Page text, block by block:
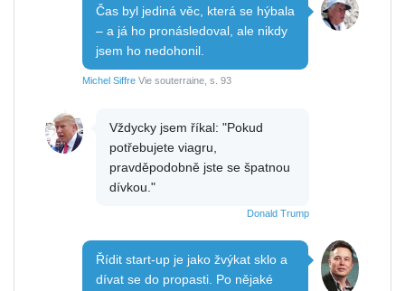
Čas byl jediná věc, která se hýbala
– a já ho pronásledoval, ale nikdy
jsem ho nedohonil.
Michel Siffre Vie souterraine, s. 93
Vždycky jsem říkal: "Pokud
potřebujete viagru,
pravděpodobně jste se špatnou
dívkou."
Donald Trump
Řídit start-up je jako žvýkat sklo a
dívat se do propasti. Po nějaké